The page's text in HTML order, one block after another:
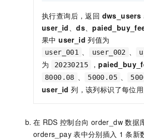
执行查询后，返回 dws_users
user_id、ds、
果中user_id 列值为
user_001 、 user_002 、
为
20230215 ，
8000.08 、 5000.05 、
user_id 列，该列标识了每位用
在 RDS 控制台向 order_dw 数据
orders_pay 表中分别插入 1 条新